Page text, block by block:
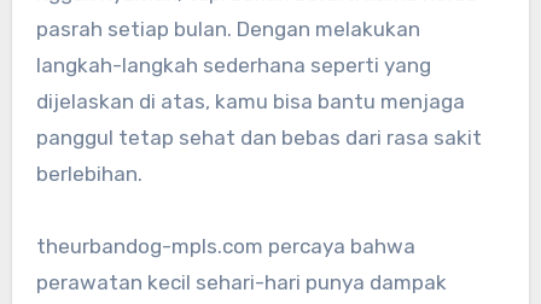
pasrah setiap bulan. Dengan melakukan
langkah-langkah sederhana seperti yang
dijelaskan di atas, kamu bisa bantu menjaga
panggul tetap sehat dan bebas dari rasa sakit
berlebihan.
theurbandog-mpls.com percaya bahwa
perawatan kecil sehari-hari punya dampak